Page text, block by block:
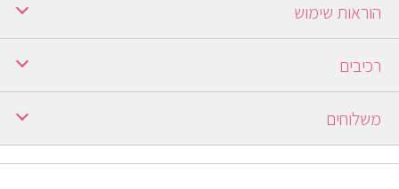
הוראות שימוש
רכיבים
משלוחים